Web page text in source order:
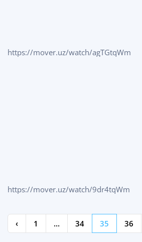
https://mover.uz/watch/agTGtqWm
https://mover.uz/watch/9dr4tqWm
‹ 1 ... 34 35 36